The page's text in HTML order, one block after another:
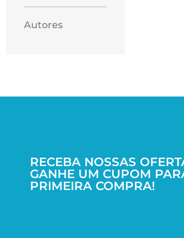
Autores
RECEBA NOSSAS
GANHE UM CUPOM
PRIMEIRA COMPRA!